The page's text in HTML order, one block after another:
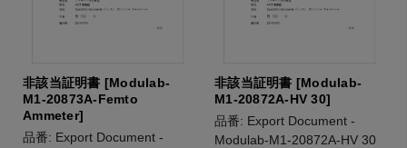
非該当証明書 [Modulab-
M1-20873A-Femto
Ammeter]
品番: Export Document -
非該当証明書 [Modulab-
M1-20872A-HV 30]
品番: Export Document -
Modulab-M1-20872A-HV 30